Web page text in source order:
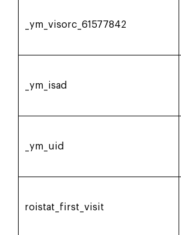
_ym_visorc_61577842
_ym_isad
_ym_uid
roistat_first_visit